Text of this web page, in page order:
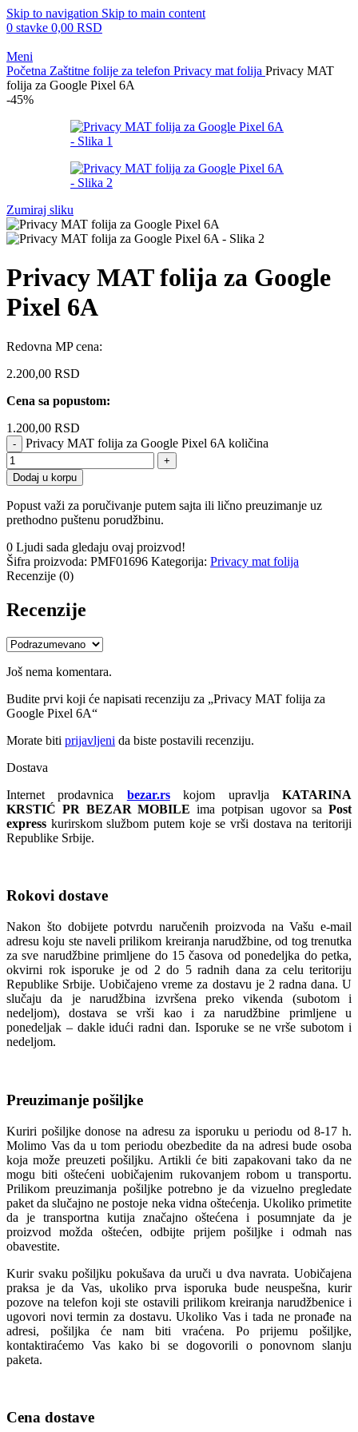
Skip to navigation Skip to main content
0 stavke 0,00 RSD
Meni
Početna Zaštitne folije za telefon Privacy mat folija Privacy MAT
folija za Google Pixel 6A
-45%
Zumiraj sliku
Privacy MAT folija za Google
Pixel 6A
Redovna MP cena:
2.200,00 RSD
Cena sa popustom:
1.200,00 RSD
Privacy MAT folija za Google Pixel 6A količina
Dodaj u korpu
Popust važi za poručivanje putem sajta ili lično preuzimanje uz
prethodno puštenu porudžbinu.
0 Ljudi sada gledaju ovaj proizvod!
Šifra proizvoda: PMF01696 Kategorija: Privacy mat folija
Recenzije (0)
Recenzije
Još nema komentara.
Budite prvi koji će napisati recenziju za „Privacy MAT folija za
Google Pixel 6A“
Morate biti prijavljeni da biste postavili recenziju.
Dostava
Internet prodavnica bezar.rskojom upravljaKATARINA
KRSTIĆ PR BEZAR MOBILE ima potpisan ugovor sa Post
express kurirskom službom putem koje se vrši dostava na teritoriji
Republike Srbije.
Rokovi dostave
Nakon što dobijete potvrdu naručenih proizvoda na Vašu e-mail
adresu koju ste naveli prilikom kreiranja narudžbine, od tog trenutka
za sve narudžbine primljene do 15 časova od ponedeljka do petka,
okvirni rok isporuke je od 2 do 5 radnih dana za celu teritoriju
Republike Srbije. Uobičajeno vreme za dostavu je 2 radna dana. U
slučaju da je narudžbina izvršena preko vikenda (subotom i
nedeljom), dostava se vrši kao i za narudžbine primljene u
ponedeljak – dakle idući radni dan. Isporuke se ne vrše subotom i
nedeljom.
Preuzimanje pošiljke
Kuriri pošiljke donose na adresu za isporuku u periodu od 8-17 h.
Molimo Vas da u tom periodu obezbedite da na adresi bude osoba
koja može preuzeti pošiljku. Artikli će biti zapakovani tako da ne
mogu biti oštećeni uobičajenim rukovanjem robom u transportu.
Prilikom preuzimanja pošiljke potrebno je da vizuelno pregledate
paket da slučajno ne postoje neka vidna oštećenja. Ukoliko primetite
da je transportna kutija značajno oštećena i posumnjate da je
proizvod možda oštećen, odbijte prijem pošiljke i odmah nas
obavestite.
Kurir svaku pošiljku pokušava da uruči u dva navrata. Uobičajena
praksa je da Vas, ukoliko prva isporuka bude neuspešna, kurir
pozove na telefon koji ste ostavili prilikom kreiranja narudžbenice i
ugovori novi termin za dostavu. Ukoliko Vas i tada ne pronađe na
adresi, pošiljka će nam biti vraćena. Po prijemu pošiljke,
kontaktiraćemo Vas kako bi se dogovorili o ponovnom slanju
paketa.
Cena dostave